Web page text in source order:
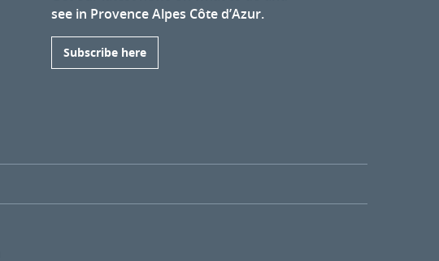
see in Provence Alpes Côte d’Azur.
Subscribe here